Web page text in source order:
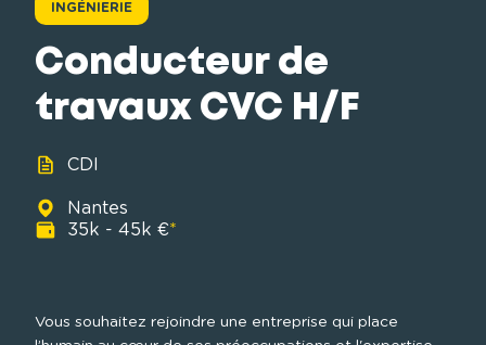
INGÉNIERIE
Conducteur de
travaux CVC H/F
CDI
Nantes
35k - 45k €*
Vous souhaitez rejoindre une entreprise qui place